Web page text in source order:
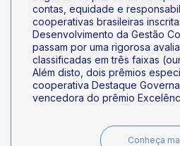
contas, equidade e
cooperativas brasileiras
Desenvolvimento da Gestão
passam por uma rigorosa
classificadas em três faixas
Além disto, dois prêmios
cooperativa Destaque
vencedora do prêmio
Conheça